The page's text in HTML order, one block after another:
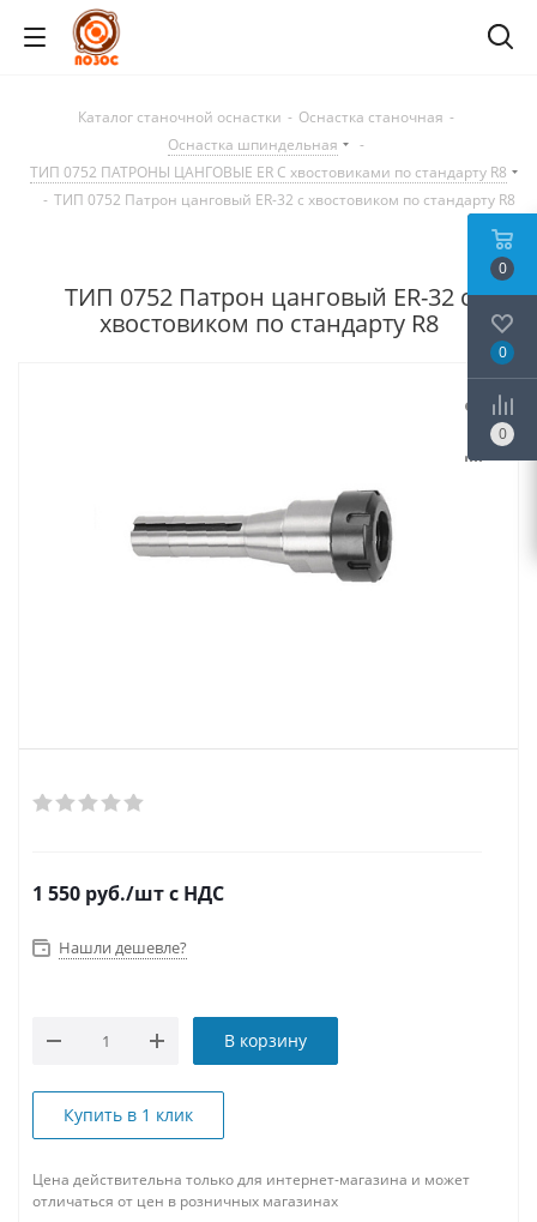
Каталог станочной оснастки - Оснастка станочная -
Оснастка шпиндельная
-
ТИП 0752 ПАТРОНЫ ЦАНГОВЫЕ ER С хвостовиками по стандарту R8
- ТИП 0752 Патрон цанговый ER-32 c хвостовиком по стандарту R8
ТИП 0752 Патрон цанговый ER-32 c
хвостовиком по стандарту R8
1 550 руб./штс НДС
Нашли дешевле?
В корзину
Купить в 1 клик
Цена действительна только для интернет-магазина и может
отличаться от цен в розничных магазинах
0
0
0